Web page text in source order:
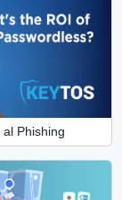
Phishing